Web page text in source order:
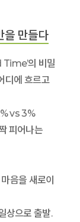
을 만들다
Time’의 비밀
디에 흐르고
vs 3%
피어나는
음을 새로이
상으로 출발.